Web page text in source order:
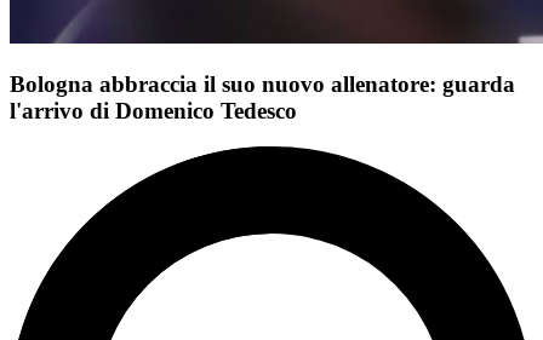
Bologna abbraccia il suo nuovo allenatore: guarda
l'arrivo di Domenico Tedesco